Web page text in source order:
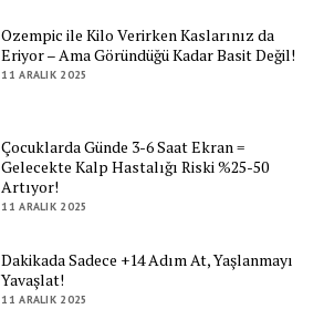
Ozempic ile Kilo Verirken Kaslarınız da
Eriyor – Ama Göründüğü Kadar Basit Değil!
11 ARALIK 2025
Çocuklarda Günde 3-6 Saat Ekran =
Gelecekte Kalp Hastalığı Riski %25-50
Artıyor!
11 ARALIK 2025
Dakikada Sadece +14 Adım At, Yaşlanmayı
Yavaşlat!
11 ARALIK 2025